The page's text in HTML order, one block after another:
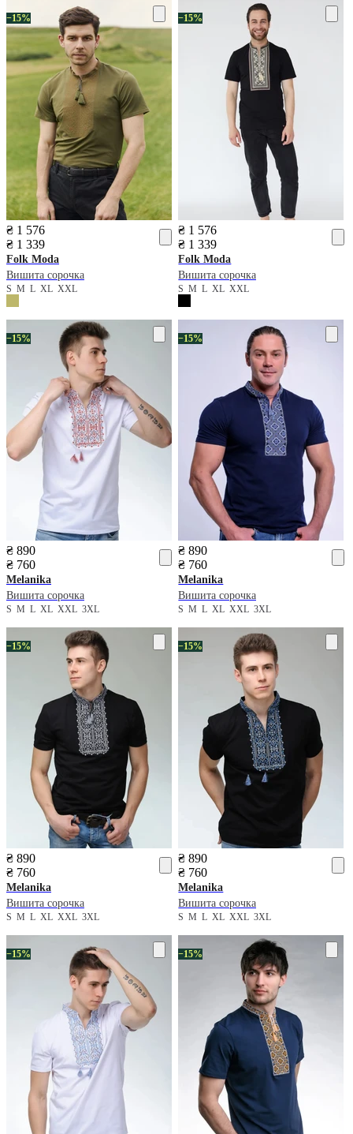
−15%
₴ 1 576
₴ 1 339
Folk Moda
Вишита сорочка
S M L XL XXL
−15%
₴ 1 576
₴ 1 339
Folk Moda
Вишита сорочка
SMLXLXXL
−15%
₴ 890
₴ 760
Melanika
Вишита сорочка
S M L XL XXL 3XL
−15%
₴ 890
₴ 760
Melanika
Вишита сорочка
SMLXLXXL3XL
−15%
₴ 890
₴ 760
Melanika
Вишита сорочка
S M L XL XXL 3XL
−15%
₴ 890
₴ 760
Melanika
Вишита сорочка
SMLXLXXL3XL
−15% −15%